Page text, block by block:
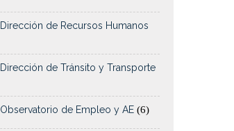
Dirección de Recursos Humanos
Dirección de Tránsito y Transporte
Observatorio de Empleo y AE (6)